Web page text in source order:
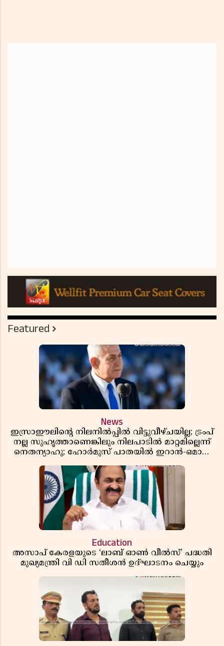
Featured
News
ഇസ്രാഈലിന്റെ നിലനിൽപ്പിൽ വിട്ടുവീഴ്ചയില്ല; ട്രംപ്
നല്ല സുഹൃത്താണെങ്കിലും നിലപാടിൽ മാറ്റമില്ലെന്ന്
നെതന്യാഹു; ഹോർമുസ് പാതയിൽ ഇറാൻ-ഒമാൻ
Education
അസാപ് കേരളയുടെ ‘ലാബ് ഓൺ വീൽസ്’ പദ്ധതി
മുഖ്യമന്ത്രി വി ഡി സതീശൻ ഉദ്ഘാടനം ചെയ്യും